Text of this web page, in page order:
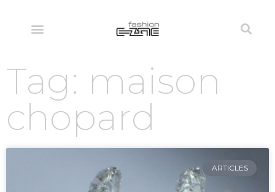
Tag: maison
chopard
ARTICLES